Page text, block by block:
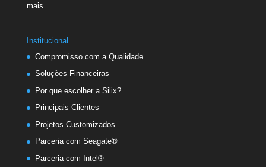
mais.
Institucional
Compromisso com a Qualidade
Soluções Financeiras
Por que escolher a Silix?
Principais Clientes
Projetos Customizados
Parceria com Seagate®
Parceria com Intel®